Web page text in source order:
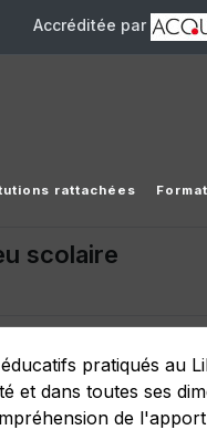
Accréditée par
rattachées
scolaire
pratiqués au
et dans toutes ses
de